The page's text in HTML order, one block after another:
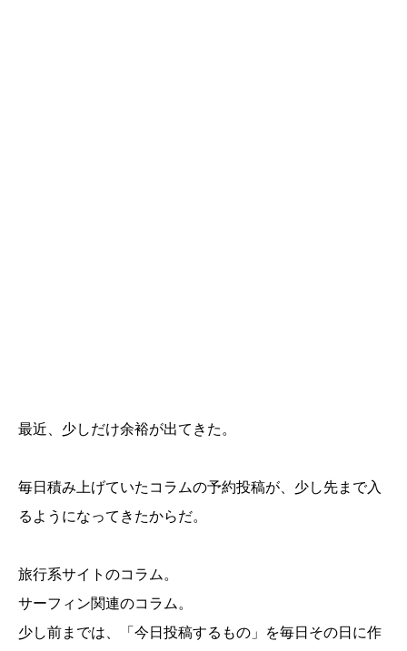
最近、少しだけ余裕が出てきた。
毎日積み上げていたコラムの予約投稿が、少し先まで入
るようになってきたからだ。
旅行系サイトのコラム。
サーフィン関連のコラム。
少し前までは、「今日投稿するもの」を毎日その日に作